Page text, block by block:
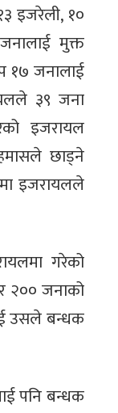
इजरेली, १०
मुक्त
१७ जनालाई
३९ जना
इजरायल
छाड्ने
इजरायलले
गरेको
२०० जनाको
उसले बन्धक
पनि बन्धक